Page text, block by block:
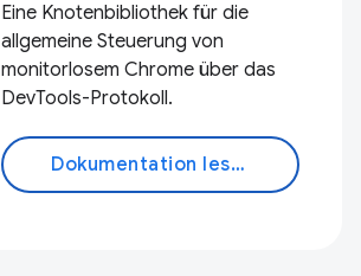
Eine Knotenbibliothek für die
allgemeine Steuerung von
monitorlosem Chrome über das
DevTools-Protokoll.
Dokumentation lesen